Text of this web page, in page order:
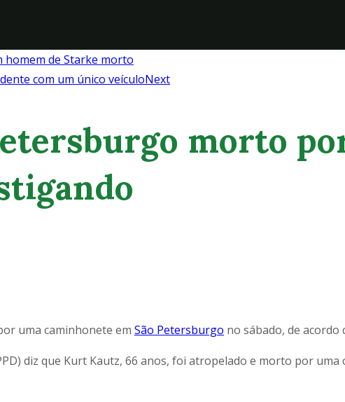
homem de Starke morto
com um único veículoNext
morto
uma caminhonete em São Petersburgo no sábado, de acordo
diz que Kurt Kautz, 66 anos, foi atropelado e morto por